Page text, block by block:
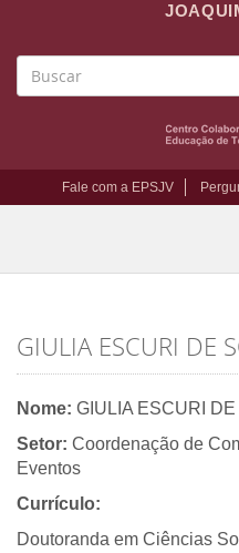
Fale com a EPSJV
GIULIA ESCURI DE
Nome: GIULIA ESCURI
Setor: Coordenação de
Eventos
Currículo:
Doutoranda em Ciências